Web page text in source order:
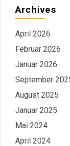
Archives
April 2026
Februar 2026
Januar 2026
September
August 2025
Januar 2025
Mai 2024
April 2024